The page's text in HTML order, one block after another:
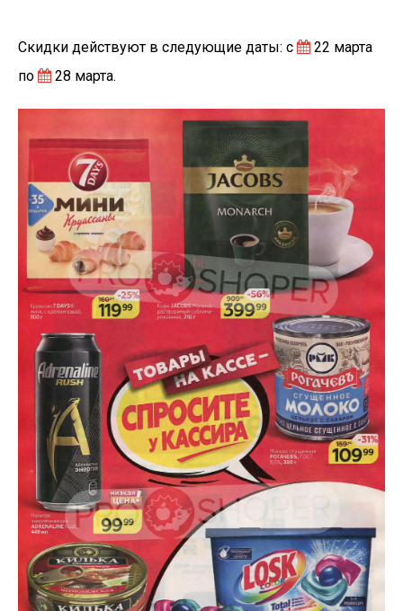
Скидки действуют в следующие даты: с
22 марта
по
28 марта.